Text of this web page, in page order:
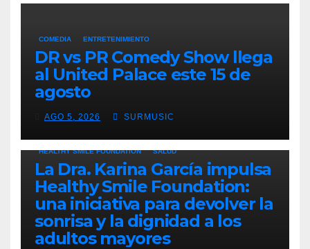
COMEDIA ENTRETENIMIENTO
DR vs PR Comedy Show llega
al United Palace este 15 de
agosto
AGO 5, 2026 SURMUSIC
HEALTHY SMILE FOUNDATION SALUD
La Dra. Karina García impulsa
Healthy Smile Foundation:
una iniciativa para devolver la
sonrisa y la dignidad a los
adultos mayores